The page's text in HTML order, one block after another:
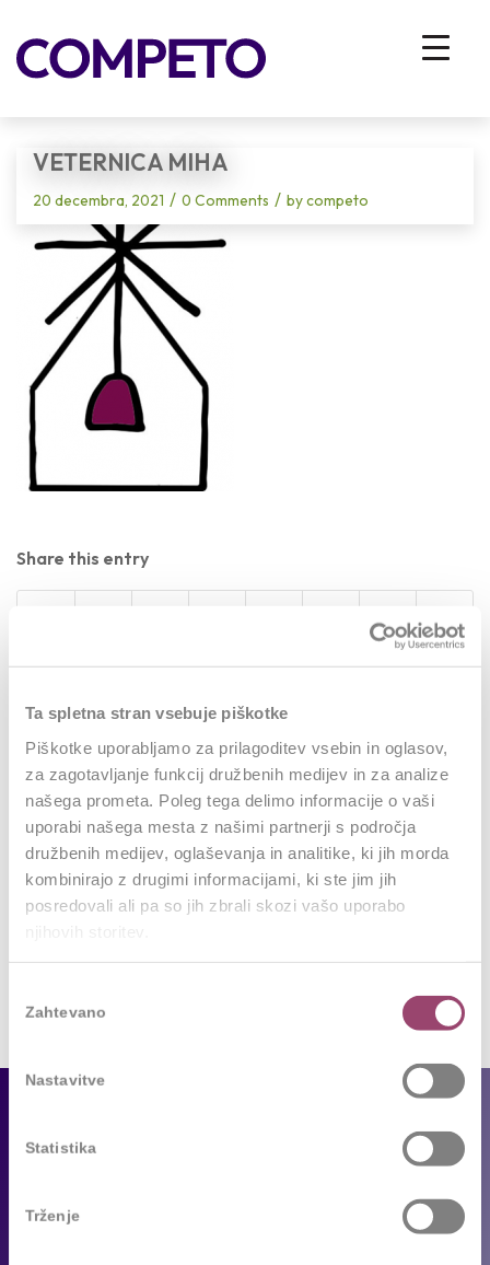
Ta spletna stran vsebuje piškotke
Piškotke uporabljamo za prilagoditev vsebin in oglasov,
za zagotavljanje funkcij družbenih medijev in za analize
našega prometa. Poleg tega delimo informacije o vaši
uporabi našega mesta z našimi partnerji s področja
družbenih medijev, oglaševanja in analitike, ki jih morda
kombinirajo z drugimi informacijami, ki ste jim jih
posredovali ali pa so jih zbrali skozi vašo uporabo
soglasja
Zahtevano
Nastavitve
Statistika
Trženje
You are here: Home Vhodna stran
/
Dobra praksa – mentorski program, 1. del /
VETERNICA MIHA
20 decembra, 2021 / 0 Comments / bycompeto
Share this entry
0
REPLIES
Leave a Reply
Want to join the discussion?
Feel free to contribute!
Za objavo komentarja se morateprijaviti.
Reference